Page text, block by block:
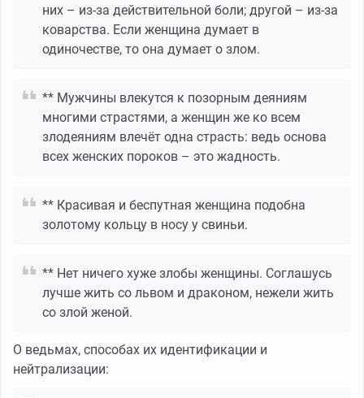
них – из-за действительной боли; другой – из-за
коварства. Если женщина думает в
одиночестве, то она думает о злом.
** Мужчины влекутся к позорным деяниям
многими страстями, а женщин же ко всем
злодеяниям влечёт одна страсть: ведь основа
всех женских пороков – это жадность.
** Красивая и беспутная женщина подобна
золотому кольцу в носу у свиньи.
** Нет ничего хуже злобы женщины. Соглашусь
лучше жить со львом и драконом, нежели жить
со злой женой.
О ведьмах, способах их идентификации и
нейтрализации: